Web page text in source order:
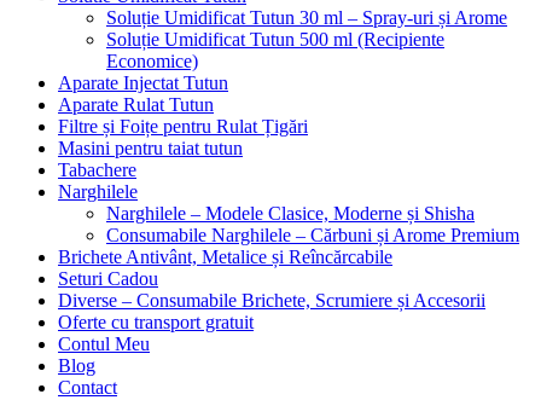
Soluție Umidificat Tutun 30 ml – Spray-uri și Arome
Soluție Umidificat Tutun 500 ml (Recipiente
Economice)
Aparate Injectat Tutun
Aparate Rulat Tutun
Filtre și Foițe pentru Rulat Țigări
Masini pentru taiat tutun
Tabachere
Narghilele
Narghilele – Modele Clasice, Moderne și Shisha
Consumabile Narghilele – Cărbuni și Arome Premium
Brichete Antivânt, Metalice și Reîncărcabile
Seturi Cadou
Diverse – Consumabile Brichete, Scrumiere și Accesorii
Oferte cu transport gratuit
Contul Meu
Blog
Contact